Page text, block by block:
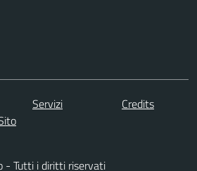
Servizi
Credits
- Tutti i diritti riservati